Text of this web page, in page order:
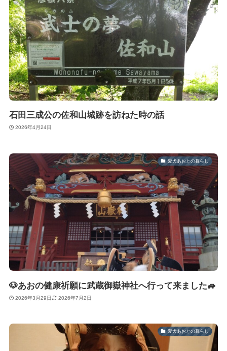
石田三成公の佐和山城跡を訪ねた時の話
2026年4月24日
愛犬あおとの暮らし
🐶あおの健康祈願に武蔵御嶽神社へ行って来ました🚙
2026年3月29日 2026年7月2日
愛犬あおとの暮らし